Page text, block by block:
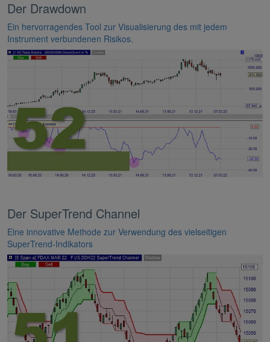
Der Drawdown
Ein hervorragendes Tool zur Visualisierung des mit jedem
Instrument verbundenen Risikos.
Der SuperTrend Channel
Eine innovative Methode zur Verwendung des vielseitigen
SuperTrend-Indikators